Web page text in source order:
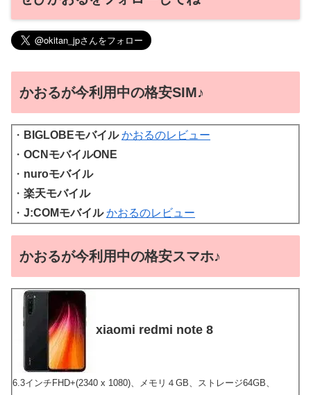
かおるが今利用中の格安SIM♪
・ BIGLOBEモバイル かおるのレビュー
・ OCNモバイルONE
・ nuroモバイル
・ 楽天モバイル
・ J:COMモバイル かおるのレビュー
かおるが今利用中の格安スマホ♪
xiaomi redmi note 8
6.3インチFHD+(2340 x 1080)、メモリ４GB、ストレージ64GB、